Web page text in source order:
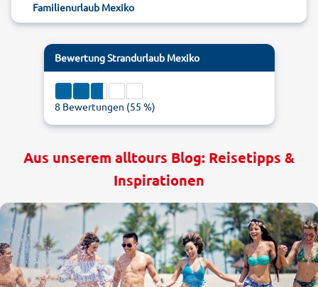
Familienurlaub Mexiko
BewertungStrandurlaub Mexiko
8 Bewertungen (55 %)
1
Aus unserem alltours Blog: Reisetipps &
Inspirationen